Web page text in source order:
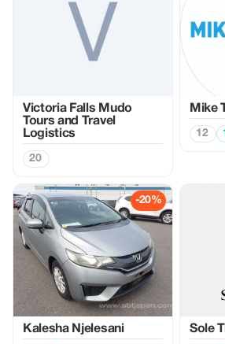
Victoria Falls Mudo
Tours and Travel
Logistics
20
Mike
12 1
-20%
Kalesha Njelesani Sole